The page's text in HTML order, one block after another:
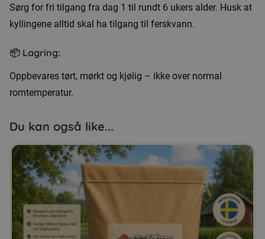
Sørg for fri tilgang fra dag 1 til rundt 6 ukers alder. Husk at
kyllingene alltid skal ha tilgang til ferskvann.
📦 Lagring:
Oppbevares tørt, mørkt og kjølig – ikke over normal
romtemperatur.
Du kan også like...